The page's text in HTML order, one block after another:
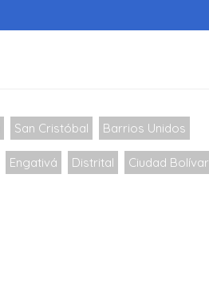
San Cristóbal Barrios Unidos
Engativá Distrital Ciudad Bolívar